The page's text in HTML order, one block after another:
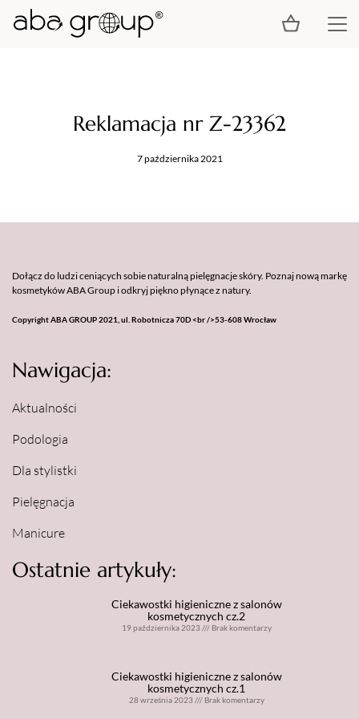
Reklamacja nr Z-23362
7 października 2021
Dołącz do ludzi ceniących sobie naturalną pielęgnacje skóry. Poznaj nową markę
kosmetyków ABA Group i odkryj piękno płynące z natury.
Copyright ABA GROUP 2021, ul. Robotnicza 70D <br />53-608 Wrocław
Nawigacja:
Aktualności
Podologia
Dla stylistki
Pielęgnacja
Manicure
Ostatnie artykuły:
Ciekawostki higieniczne z salonów
kosmetycznych cz.2
19 października 2023/// Brak komentarzy
Ciekawostki higieniczne z salonów
kosmetycznych cz.1
28 września 2023/// Brak komentarzy